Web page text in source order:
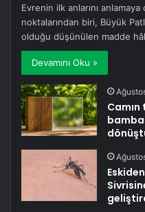
Evrenin ilk anlarını
noktalarından biri, Büyük
olduğu düşünülen madde
Devamını Oku »
Camın